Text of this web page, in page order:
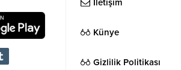
Künye
Gizlilik Politikası